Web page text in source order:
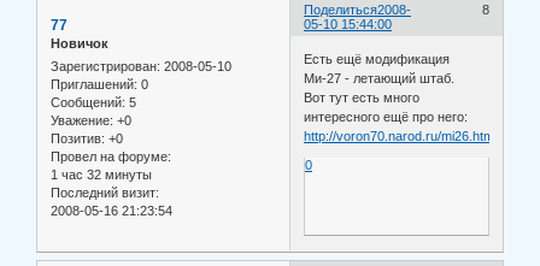
Поделиться 8
2008-
05-10 15:44:00
77
Новичок
Зарегистрирован: 2008-05-10
Приглашений: 0
Сообщений: 5
Уважение: +0
Позитив: +0
Провел на форуме:
1 час 32 минуты
Последний визит:
2008-05-16 21:23:54
Есть ещё модификация
Ми-27 - летающий штаб.
Вот тут есть много
интересного ещё про него:
http://voron70.narod.ru/mi26.htm
0